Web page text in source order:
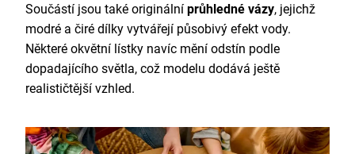
Součástí jsou také originální průhledné vázy, jejichž
modré a čiré dílky vytvářejí působivý efekt vody.
Některé okvětní lístky navíc mění odstín podle
dopadajícího světla, což modelu dodává ještě
realističtější vzhled.